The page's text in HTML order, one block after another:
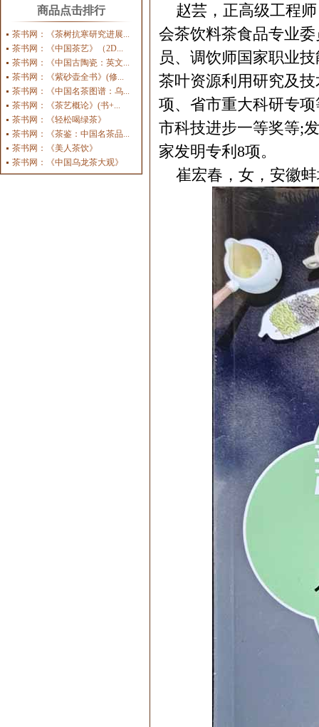
商品点击排行
茶书网：《茶树抗寒研究进展...
茶书网：《中国茶艺》（2D...
茶书网：《中国古陶瓷：英文...
茶书网：《紫砂壶全书》(修...
茶书网：《中国名茶图谱：乌...
茶书网：《茶艺概论》(书+...
茶书网：《轻松喝绿茶》
茶书网：《茶鉴：中国名茶品...
茶书网：《美人茶饮》
茶书网：《中国乌龙茶大观》
赵芸，正高级工程师
会茶饮料茶食品专业
员、调饮师国家职业
茶叶资源利用研究及
项、省市重大科研专
市科技进步一等奖等;
家发明专利8项。
崔宏春，女，安徽蚌